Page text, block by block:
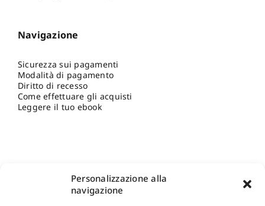
Personalizzazione alla
navigazione
Navigazione
Sicurezza sui pagamenti
Modalità di pagamento
Diritto di recesso
Come effettuare gli acquisti
Leggere il tuo ebook